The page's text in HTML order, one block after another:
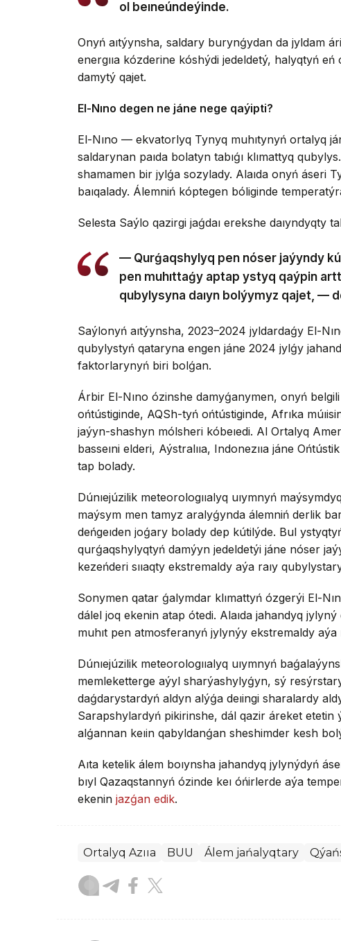
ol beıneúndeýinde.
Onyń aıtýynsha, saldary burynǵydan da jyldam
energııa kózderine kóshýdi jedeldetý, halyqtyń
damytý qajet.
El-Nıno degen ne jáne nege qaýipti?
El-Nıno — ekvatorlyq Tynyq muhıtynyń ortalyq
saldarynan paıda bolatyn tabıǵı klımattyq
shamamen bir jylǵa sozylady. Alaıda onyń áseri
baıqalady. Álemniń kóptegen bóliginde
Selesta Saýlo qazirgi jaǵdaı erekshe daıyndyqty
— Qurǵaqshylyq pen nóser jaýyndy
pen muhıttaǵy aptap ystyq qaýpin
qubylysyna daıyn bolýymyz qajet, —
Saýlonyń aıtýynsha, 2023–2024 jyldardaǵy El-
qubylystyń qataryna engen jáne 2024 jylǵy
faktorlarynyń biri bolǵan.
Árbir El-Nıno ózinshe damyǵanymen, onyń
ońtústiginde, AQSh-tyń ońtústiginde, Afrıka
jaýyn-shashyn mólsheri kóbeıedi. Al Ortalyq
basseıni elderi, Aýstralııa, Indonezııa jáne
tap bolady.
Dúnıejúzilik meteorologııalyq uıymnyń
maýsym men tamyz aralyǵynda álemniń derlik
deńgeıden joǵary bolady dep kútilýde. Bul
qurǵaqshylyqtyń damýyn jedeldetýi jáne nóser
kezeńderi sııaqty ekstremaldy aýa raıy
Sonymen qatar ǵalymdar klımattyń ózgerýi El-
dálel joq ekenin atap ótedi. Alaıda jahandyq
muhıt pen atmosferanyń jylynýy ekstremaldy aýa
Dúnıejúzilik meteorologııalyq uıymnyń
memleketterge aýyl sharýashylyǵyn, sý
daǵdarystardyń aldyn alýǵa deıingi sharalardy
Sarapshylardyń pikirinshe, dál qazir áreket etetin
alǵannan keıin qabyldanǵan sheshimder kesh
Aıta ketelik álem boıynsha jahandyq jylynýdyń
bıyl Qazaqstannyń ózinde keı óńirlerde aýa
ekenin jazǵan edik.
Ortalyq Azııa BUU Álem jańalyqtary